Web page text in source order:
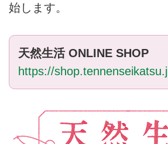
始します。
天然生活 ONLINE SHOP
https://